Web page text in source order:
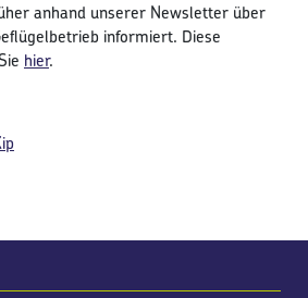
anhand unserer Newsletter über
informiert. Diese
hier.